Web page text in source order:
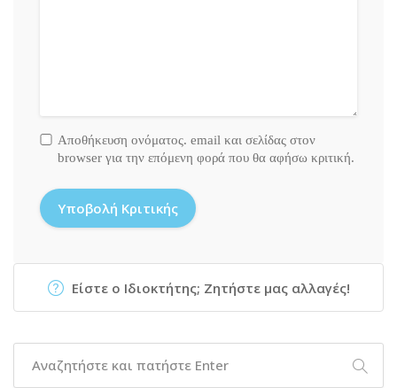
Αποθήκευση ονόματος. email και σελίδας στον
browser για την επόμενη φορά που θα αφήσω κριτική.
Είστε ο Ιδιοκτήτης; Ζητήστε μας αλλαγές!